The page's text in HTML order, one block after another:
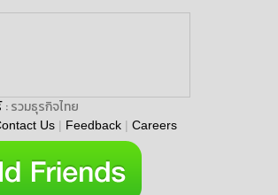
: รวมธุรกิจไทย
Us | Feedback | Careers